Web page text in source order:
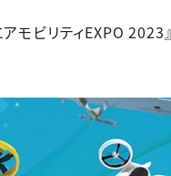
ビリティEXPO 2023